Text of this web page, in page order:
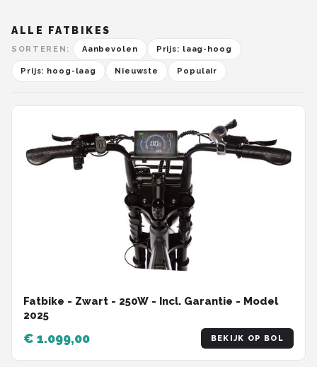
ALLE FATBIKES
SORTEREN: Aanbevolen Prijs: laag-hoog
Prijs: hoog-laag Nieuwste Populair
Fatbike - Zwart - 250W - Incl. Garantie - Model
2025
€ 1.099,00 BEKIJK OP BOL